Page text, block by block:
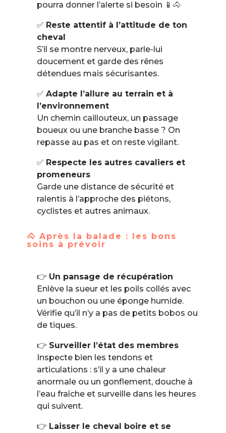
pourra donner l’alerte si besoin 📱🐴
✅ Reste attentif à l’attitude de ton
cheval
S’il se montre nerveux, parle-lui
doucement et garde des rênes
détendues mais sécurisantes.
✅ Adapte l’allure au terrain et à
l’environnement
Un chemin caillouteux, un passage
boueux ou une branche basse ? On
repasse au pas et on reste vigilant.
✅ Respecte les autres cavaliers et
promeneurs
Garde une distance de sécurité et
ralentis à l’approche des piétons,
cyclistes et autres animaux.
🐴 Après la balade : les bons
soins à prévoir
👉 Un pansage de récupération
Enlève la sueur et les poils collés avec
un bouchon ou une éponge humide.
Vérifie qu’il n’y a pas de petits bobos ou
de tiques.
👉 Surveiller l’état des membres
Inspecte bien les tendons et
articulations : s’il y a une chaleur
anormale ou un gonflement, douche à
l’eau fraîche et surveille dans les heures
qui suivent.
👉 Laisser le cheval boire et se